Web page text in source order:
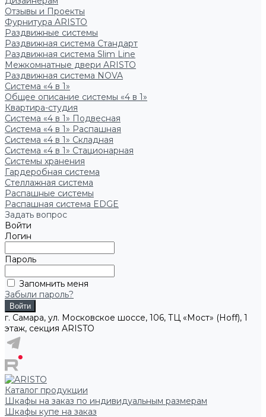
Отзывы и Проекты
Фурнитура ARISTO
Раздвижные системы
Раздвижная система Стандарт
Раздвижная система Slim Line
Межкомнатные двери ARISTO
Раздвижная система NOVA
Система «4 в 1»
Общее описание системы «4 в 1»
Квартира-студия
Система «4 в 1» Подвесная
Система «4 в 1» Распашная
Система «4 в 1» Складная
Система «4 в 1» Стационарная
Системы хранения
Гардеробная система
Стеллажная система
Распашные системы
Распашная система EDGE
Задать вопрос
Войти
Логин
Пароль
Запомнить меня
Забыли пароль?
г. Самара, ул. Московское шоссе, 106, ТЦ «Мост» (Hoff), 1
этаж, секция ARISTO
Каталог продукции
Шкафы на заказ по индивидуальным размерам
Шкафы купе на заказ